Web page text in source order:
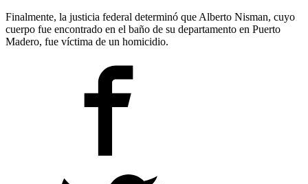
Finalmente, la justicia federal determinó que Alberto Nisman, cuyo
cuerpo fue encontrado en el baño de su departamento en Puerto
Madero, fue víctima de un homicidio.